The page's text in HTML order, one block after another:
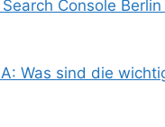
Console
Was sind die